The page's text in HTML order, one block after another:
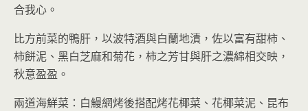
合我心。
比方前菜的鴨肝，以波特酒與白蘭地漬，佐以富有甜柿、
柿餅泥、黑白芝麻和菊花，柿之芳甘與肝之濃綿相交映，
秋意盈盈。
兩道海鮮菜：白鰻網烤後搭配烤花椰菜、花椰菜泥、昆布